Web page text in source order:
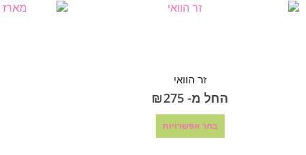
זר הוואי
החל מ- ₪275
בחר אפשרויות